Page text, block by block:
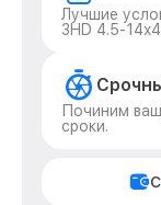
Лучшие
3HD 4.5-
Починим
сроки.